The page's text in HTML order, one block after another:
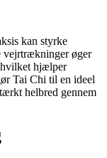
kan styrke
vejrtrækninger øger
hjælper
Tai Chi til en ideel
helbred gennem